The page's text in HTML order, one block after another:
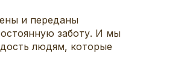
и переданы
заботу. И мы
людям, которые